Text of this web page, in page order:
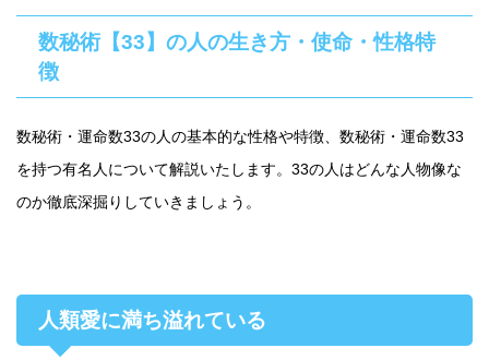
数秘術【33】の人の生き方・使命・性格特
徴
数秘術・運命数33の人の基本的な性格や特徴、数秘術・運命数33
を持つ有名人について解説いたします。33の人はどんな人物像な
のか徹底深掘りしていきましょう。
人類愛に満ち溢れている